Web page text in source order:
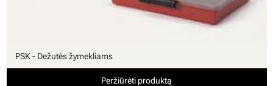
PSK - Dežutės žymekliams
Peržiūrėti produktą